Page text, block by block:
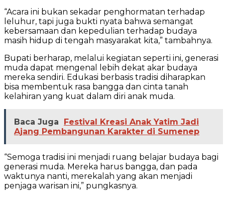
“Acara ini bukan sekadar penghormatan terhadap
leluhur, tapi juga bukti nyata bahwa semangat
kebersamaan dan kepedulian terhadap budaya
masih hidup di tengah masyarakat kita,” tambahnya.
Bupati berharap, melalui kegiatan seperti ini, generasi
muda dapat mengenal lebih dekat akar budaya
mereka sendiri. Edukasi berbasis tradisi diharapkan
bisa membentuk rasa bangga dan cinta tanah
kelahiran yang kuat dalam diri anak muda.
Baca Juga
Festival Kreasi Anak Yatim Jadi
Ajang Pembangunan Karakter di Sumenep
“Semoga tradisi ini menjadi ruang belajar budaya bagi
generasi muda. Mereka harus bangga, dan pada
waktunya nanti, merekalah yang akan menjadi
penjaga warisan ini,” pungkasnya.